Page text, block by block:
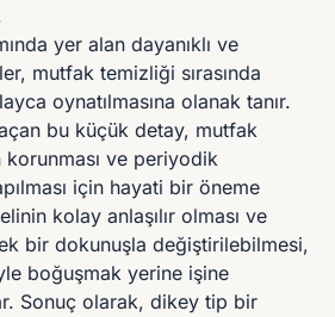
yer alan dayanıklı ve
mutfak temizliği sırasında
oynatılmasına olanak tanır.
bu küçük detay, mutfak
ve periyodik
için hayati bir öneme
kolay anlaşılır olması ve
tek bir dokunuşla değiştirilebilmesi,
boğuşmak yerine işine
Sonuç olarak, dikey tip bir